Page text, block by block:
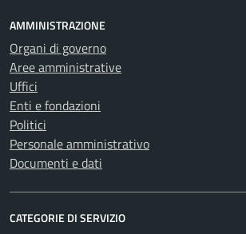
AMMINISTRAZIONE
Organi di governo
Aree amministrative
Uffici
Enti e fondazioni
Politici
Personale amministrativo
Documenti e dati
CATEGORIE DI SERVIZIO